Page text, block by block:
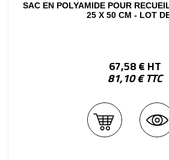
SAC EN POLYAMIDE POUR
25 X 50 CM - LOT
67,58 € HT
81,10 € TTC